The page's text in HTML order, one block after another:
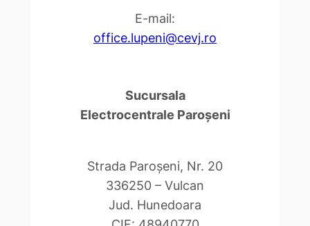
E-mail:
office.lupeni@cevj.ro
Sucursala
Electrocentrale Paroşeni
Strada Paroşeni, Nr. 20
336250 – Vulcan
Jud. Hunedoara